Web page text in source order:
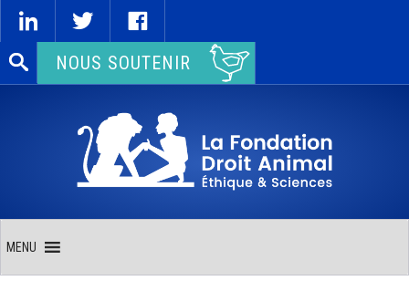
Rechercher :NOUS SOUTENIR
MENU